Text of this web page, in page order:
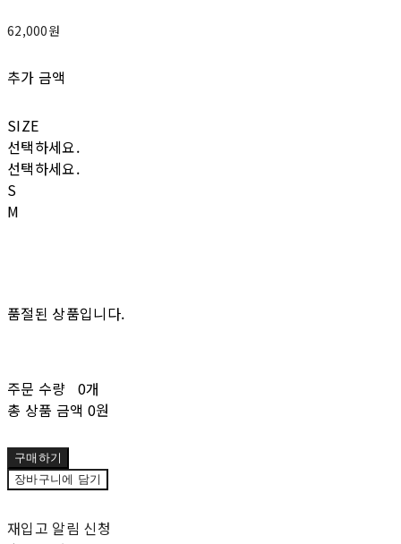
62,000원
추가 금액
SIZE
선택하세요.
선택하세요.
S
M
품절된 상품입니다.
주문 수량 0개
총 상품 금액 0원
구매하기
장바구니에 담기
재입고 알림 신청